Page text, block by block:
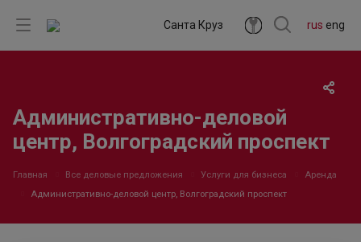
rus eng
Санта Круз
Административно-деловой
центр, Волгоградский проспект
Главная Все деловые предложения Услуги для бизнеса
Аренда
Административно-деловой центр, Волгоградский проспект